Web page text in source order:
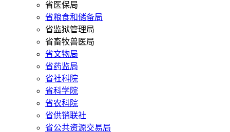
省医保局
省粮食和储备局
省监狱管理局
省畜牧兽医局
省文物局
省药监局
省社科院
省科学院
省农科院
省供销联社
省公共资源交易局